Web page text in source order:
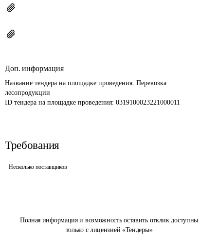
Полная информация и возможность оставить отклик доступны
только с лицензией «Тендеры»
Доп. информация
Название тендера на площадке проведения: Перевозка
лесопродукции
ID тендера на площадке проведения: 0319100023221000011
Требования
Несколько поставщиков